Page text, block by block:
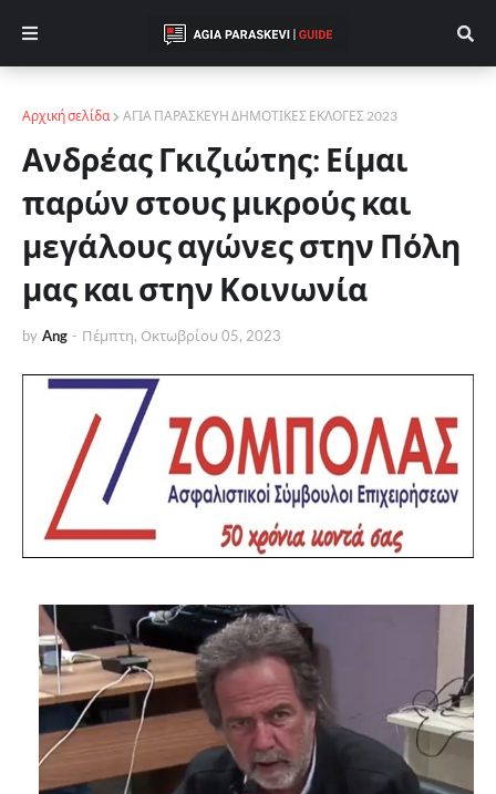
Αρχική σελίδα ΑΓΙΑ ΠΑΡΑΣΚΕΥΗ ΔΗΜΟΤΙΚΕΣ ΕΚΛΟΓΕΣ 2023
Ανδρέας Γκιζιώτης: Είμαι
παρών στους μικρούς και
μεγάλους αγώνες στην Πόλη
μας και στην Κοινωνία
by Ang - Πέμπτη, Οκτωβρίου 05, 2023